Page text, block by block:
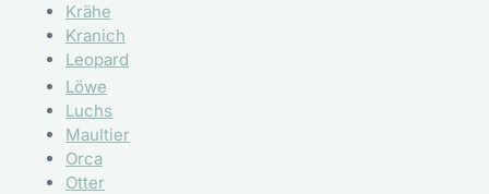
Krähe
Kranich
Leopard
Löwe
Luchs
Maultier
Orca
Otter